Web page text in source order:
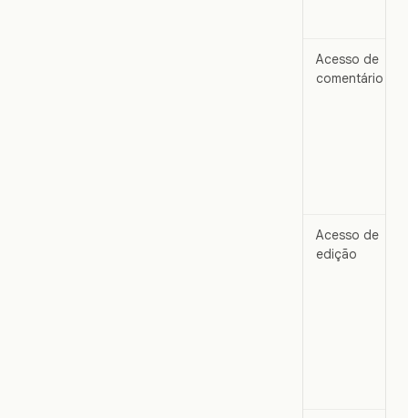
Acesso de
comentário
Acesso de
edição